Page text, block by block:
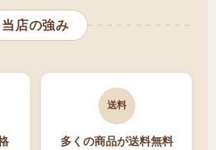
当店の強み
送料
多くの商品が送料無料